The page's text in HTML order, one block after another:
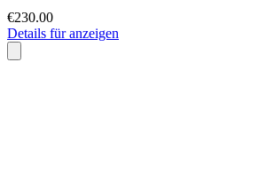
€230.00
Details für anzeigen